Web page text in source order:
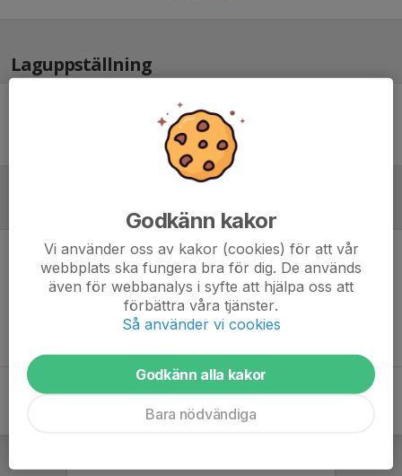
Laguppställning
Ingen uppställning ifylld
Inget referat skrivet
Godkänn kakor
Vi använder oss av kakor (cookies) för att vår
webbplats ska fungera bra för dig. De används
även för webbanalys i syfte att hjälpa oss att
förbättra våra tjänster.
Så använder vi cookies
Godkänn alla kakor
Bara nödvändiga